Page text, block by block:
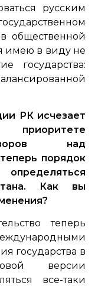
русским
общественной
имею в виду не
государства:
РК исчезает
над
порядок
Как вы
теперь
государства в
версии
все-таки